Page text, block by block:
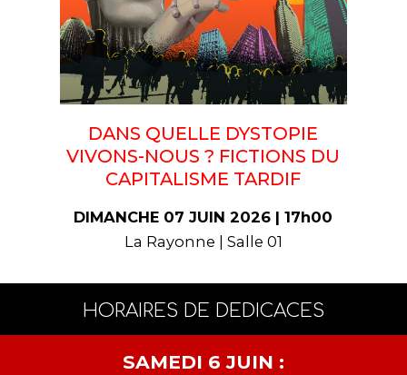
DANS QUELLE DYSTOPIE
VIVONS-NOUS ? FICTIONS DU
CAPITALISME TARDIF
DIMANCHE 07 JUIN 2026 | 17h00
La Rayonne | Salle 01
HORAIRES DE DEDICACES
SAMEDI 6 JUIN :